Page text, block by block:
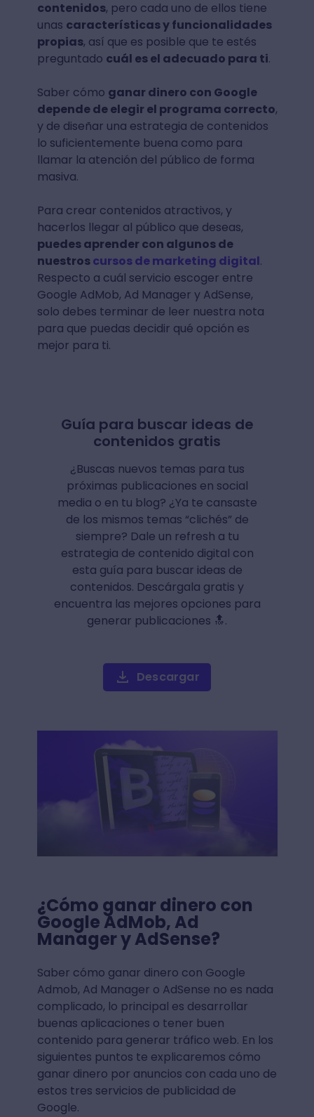
contenidos, pero cada uno de ellos tiene
unas características y funcionalidades
propias, así que es posible que te estés
preguntado cuál es el adecuado para ti.
Saber cómo ganar dinero con Google
depende de elegir el programa correcto,
y de diseñar una estrategia de contenidos
lo suficientemente buena como para
llamar la atención del público de forma
masiva.
Para crear contenidos atractivos, y
hacerlos llegar al público que deseas,
puedes aprender con algunos de
nuestroscursos de marketing digital.
Respecto a cuál servicio escoger entre
Google AdMob, Ad Manager y AdSense,
solo debes terminar de leer nuestra nota
para que puedas decidir qué opción es
mejor para ti.
Guía para buscar ideas de
contenidos gratis
¿Buscas nuevos temas para tus
próximas publicaciones en social
media o en tu blog? ¿Ya te cansaste
de los mismos temas “clichés” de
siempre? Dale un refresh a tu
estrategia de contenido digital con
esta guía para buscar ideas de
contenidos. Descárgala gratis y
encuentra las mejores opciones para
generar publicaciones 🔝.
Descargar
¿Cómo ganar dinero con
Google AdMob, Ad
Manager y AdSense?
Saber cómo ganar dinero con Google
Admob, Ad Manager o AdSense no es nada
complicado, lo principal es desarrollar
buenas aplicaciones o tener buen
contenido para generar tráfico web. En los
siguientes puntos te explicaremos cómo
ganar dinero por anuncios con cada uno de
estos tres servicios de publicidad de
Google.